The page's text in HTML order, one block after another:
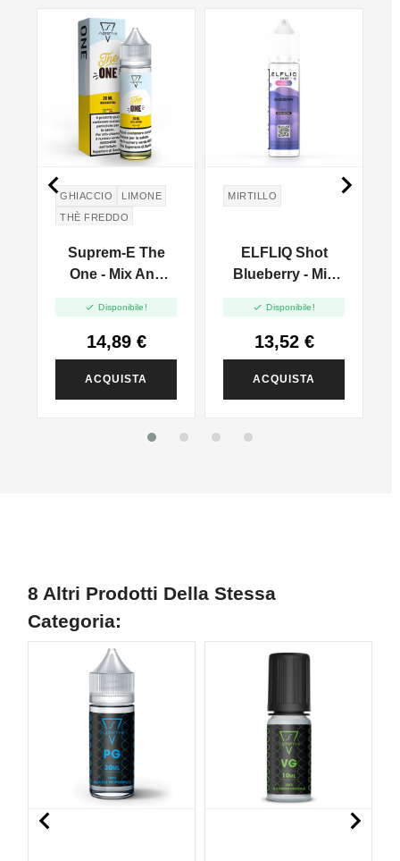
GHIACCIO
LIMONE
THÈ FREDDO
Suprem-E The
One - Mix And
 Disponibile!
14,89 €
ACQUISTA
MIRTILLO
ELFLIQ Shot
Blueberry - Mix
 Disponibile!
13,52 €
ACQUISTA
 
8 Altri Prodotti Della Stessa
Categoria:
 